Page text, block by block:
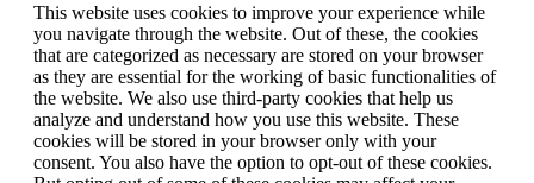
This website uses cookies to improve your experience while
you navigate through the website. Out of these, the cookies
that are categorized as necessary are stored on your browser
as they are essential for the working of basic functionalities of
the website. We also use third-party cookies that help us
analyze and understand how you use this website. These
cookies will be stored in your browser only with your
consent. You also have the option to opt-out of these cookies.